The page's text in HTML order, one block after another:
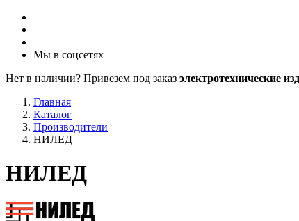
Мы в соцсетях
Нет в наличии? Привезем под заказ электротехнические
Главная
Каталог
Производители
НИЛЕД
НИЛЕД